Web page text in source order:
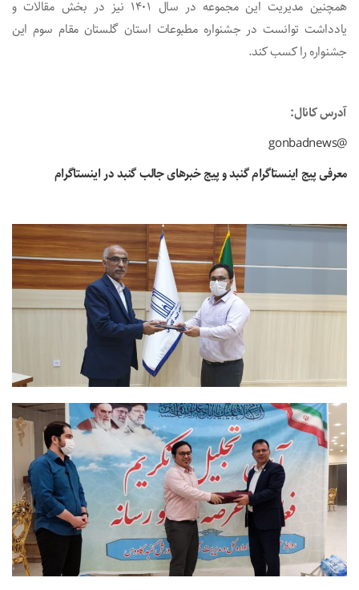
همچنین مدیریت این مجموعه در سال 1401 نیز در بخش مقالات و
یادداشت توانست در جشنواره مطبوعات استان گلستان مقام سوم این
جشنواره را کسب کند.
آدرس کانال:
@gonbadnews
معرفی پیج اینستاگرام گنبد و پیج خبرهای جالب گنبد در اینستاگرام